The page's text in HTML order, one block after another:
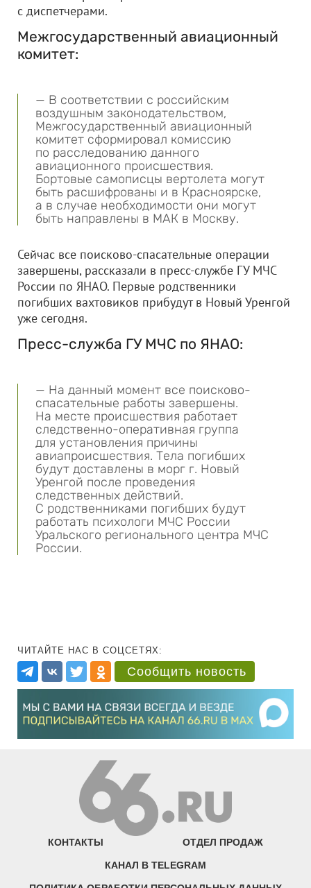
с диспетчерами.
Межгосударственный авиационный
комитет:
— В соответствии с российским
воздушным законодательством,
Межгосударственный авиационный
комитет сформировал комиссию
по расследованию данного
авиационного происшествия.
Бортовые самописцы вертолета могут
быть расшифрованы и в Красноярске,
а в случае необходимости они могут
быть направлены в МАК в Москву.
Сейчас все поисково-спасательные операции
завершены, рассказали в пресс-службе ГУ МЧС
России по ЯНАО. Первые родственники
погибших вахтовиков прибудут в Новый Уренгой
уже сегодня.
Пресс-служба ГУ МЧС по ЯНАО:
— На данный момент все поисково-
спасательные работы завершены.
На месте происшествия работает
следственно-оперативная группа
для установления причины
авиапроисшествия. Тела погибших
будут доставлены в морг г. Новый
Уренгой после проведения
следственных действий.
С родственниками погибших будут
работать психологи МЧС России
Уральского регионального центра МЧС
России.
ЧИТАЙТЕ НАС В СОЦСЕТЯХ:
Сообщить новость
КОНТАКТЫ ОТДЕЛ ПРОДАЖ
КАНАЛ В TELEGRAM